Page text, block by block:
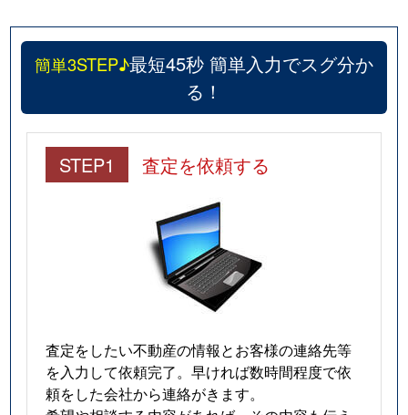
簡単3STEP♪最短45秒 簡単入力でスグ分か
る！
STEP1 査定を依頼する
査定をしたい不動産の情報とお客様の連絡先等
を入力して依頼完了。早ければ数時間程度で依
頼をした会社から連絡がきます。